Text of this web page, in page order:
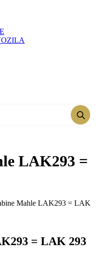
LAK293 =
Mahle LAK293 = LAK
= LAK 293